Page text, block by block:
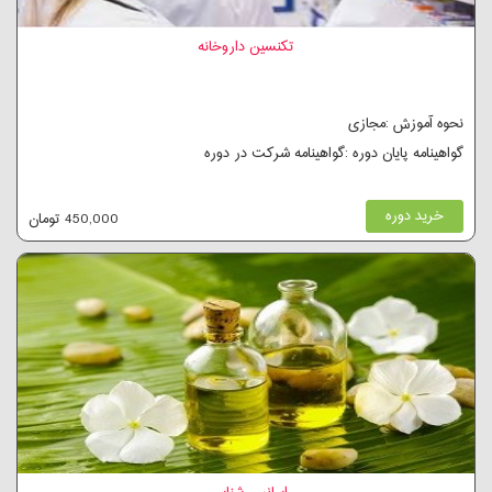
تکنسین داروخانه
نحوه آموزش :مجازی
گواهینامه پایان دوره :گواهینامه شرکت در دوره
خرید دوره 450,000 تومان